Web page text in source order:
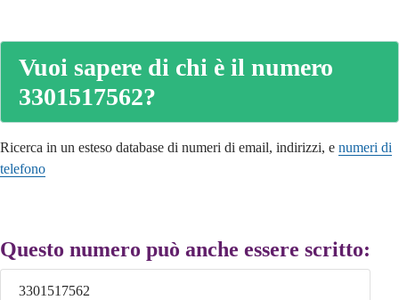
Vuoi sapere di chi è il numero
3301517562?
Ricerca in un esteso database di numeri di email, indirizzi, e numeri di
telefono
Questo numero può anche essere scritto:
3301517562